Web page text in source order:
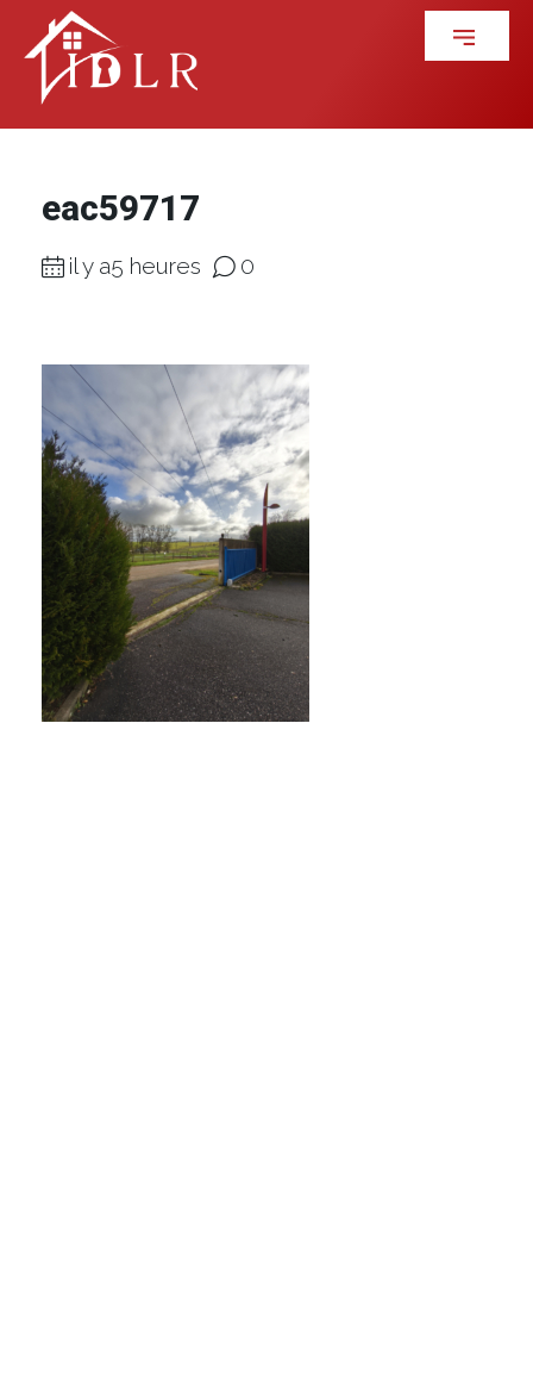
eac59717
il y a5 heures 0